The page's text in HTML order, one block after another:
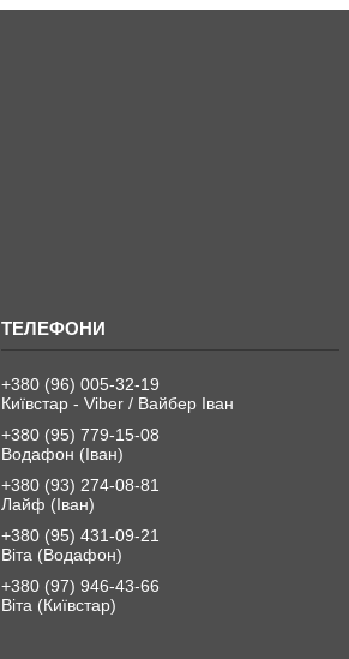
+380 (96) 005-32-19
Київстар - Viber / Вайбер Іван
+380 (95) 779-15-08
Водафон (Іван)
+380 (93) 274-08-81
Лайф (Іван)
+380 (95) 431-09-21
Віта (Водафон)
+380 (97) 946-43-66
Віта (Київстар)